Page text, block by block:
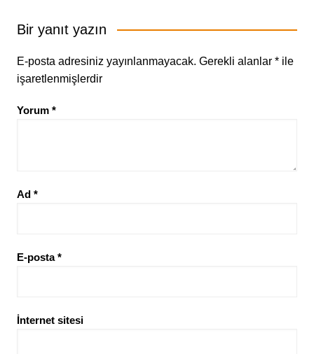
Bir yanıt yazın
E-posta adresiniz yayınlanmayacak. Gerekli alanlar *ile
işaretlenmişlerdir
Yorum *
Ad *
E-posta*
İnternet sitesi